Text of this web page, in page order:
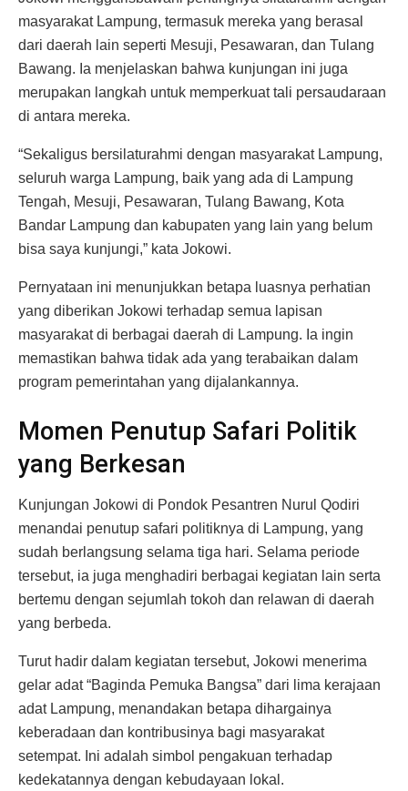
masyarakat Lampung, termasuk mereka yang berasal
dari daerah lain seperti Mesuji, Pesawaran, dan Tulang
Bawang. Ia menjelaskan bahwa kunjungan ini juga
merupakan langkah untuk memperkuat tali persaudaraan
di antara mereka.
“Sekaligus bersilaturahmi dengan masyarakat Lampung,
seluruh warga Lampung, baik yang ada di Lampung
Tengah, Mesuji, Pesawaran, Tulang Bawang, Kota
Bandar Lampung dan kabupaten yang lain yang belum
bisa saya kunjungi,” kata Jokowi.
Pernyataan ini menunjukkan betapa luasnya perhatian
yang diberikan Jokowi terhadap semua lapisan
masyarakat di berbagai daerah di Lampung. Ia ingin
memastikan bahwa tidak ada yang terabaikan dalam
program pemerintahan yang dijalankannya.
Momen Penutup Safari Politik
yang Berkesan
Kunjungan Jokowi di Pondok Pesantren Nurul Qodiri
menandai penutup safari politiknya di Lampung, yang
sudah berlangsung selama tiga hari. Selama periode
tersebut, ia juga menghadiri berbagai kegiatan lain serta
bertemu dengan sejumlah tokoh dan relawan di daerah
yang berbeda.
Turut hadir dalam kegiatan tersebut, Jokowi menerima
gelar adat “Baginda Pemuka Bangsa” dari lima kerajaan
adat Lampung, menandakan betapa dihargainya
keberadaan dan kontribusinya bagi masyarakat
setempat. Ini adalah simbol pengakuan terhadap
kedekatannya dengan kebudayaan lokal.